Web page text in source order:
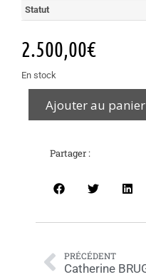
Statut
2.500,00€
En stock
Ajouter au panier
Partager :
PRÉCÉDENT